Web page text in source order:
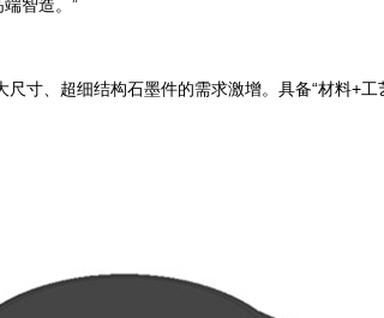
智造。”
寸、超细结构石墨件的需求激增。具备“材料+工